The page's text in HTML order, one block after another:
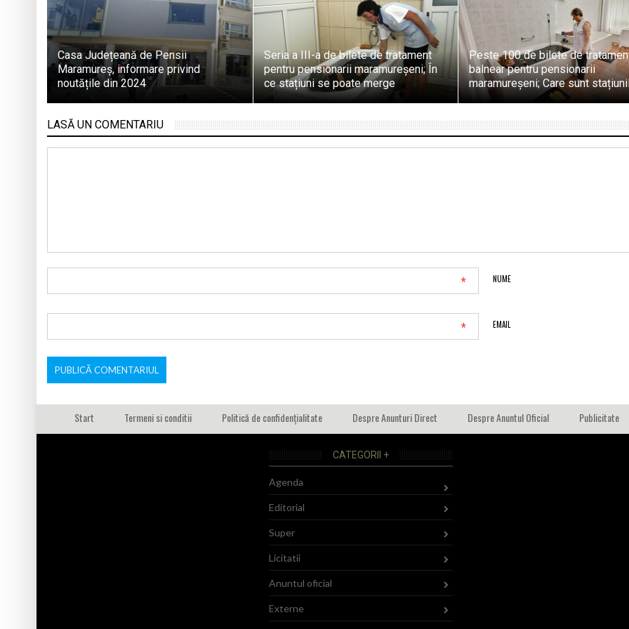
Casa Județeană de Pensii
Maramureş, informare privind
noutățile din 2024
Seria a III-a de bilete de tratament
pentru pensionarii maramureșeni; În
ce stațiuni se poate merge
Peste 100 de bilete de
balnear pentru pensionarii
maramureșeni; Care sunt
LASĂ UN COMENTARIU
NUME
*
EMAIL
*
Start Termeni si conditii Politică de confidențialitate Despre Anunturi Direct Despre Anuntul Oficial Publicitate
CATEGORII +
Agenda
Editorial
Super
Licitatii
Anuntul oficial
Externe